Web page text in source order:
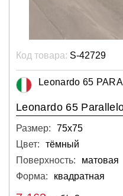
Код товара: S-42729
Leonardo 65
Leonardo 65
Размер:
75х75
Цвет:
тёмный
Поверхность:
матовая
Форма:
квадратная